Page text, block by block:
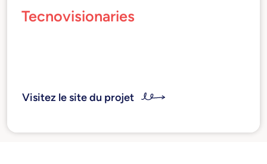
Tecnovisionaries
Visitez le site du projet